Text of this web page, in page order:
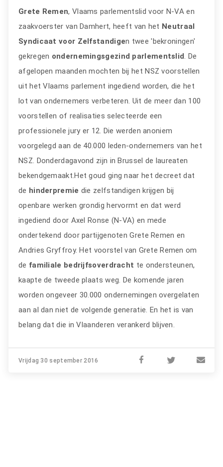
Grete Remen, Vlaams parlementslid voor N-VA en
zaakvoerster van Damhert, heeft van het Neutraal
Syndicaat voor Zelfstandigen twee 'bekroningen'
gekregen ondernemingsgezind parlementslid. De
afgelopen maanden mochten bij het NSZ voorstellen
uit het Vlaams parlement ingediend worden, die het
lot van ondernemers verbeteren. Uit de meer dan 100
voorstellen of realisaties selecteerde een
professionele jury er 12. Die werden anoniem
voorgelegd aan de 40.000 leden-ondernemers van het
NSZ. Donderdagavond zijn in Brussel de laureaten
bekendgemaakt.Het goud ging naar het decreet dat
de hinderpremie die zelfstandigen krijgen bij
openbare werken grondig hervormt en dat werd
ingediend door Axel Ronse (N-VA) en mede
ondertekend door partijgenoten Grete Remen en
Andries Gryffroy. Het voorstel van Grete Remen om
de familiale bedrijfsoverdracht te ondersteunen,
kaapte de tweede plaats weg. De komende jaren
worden ongeveer 30.000 ondernemingen overgelaten
aan al dan niet de volgende generatie. En het is van
belang dat die in Vlaanderen verankerd blijven.
Vrijdag 30 september 2016